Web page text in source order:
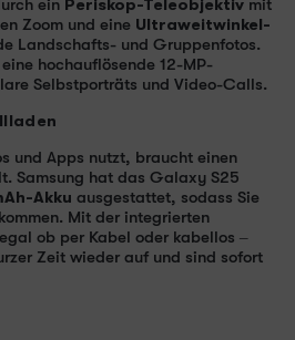
ein Periskop-Teleobjektiv mit
Zoom und eine Ultraweitwinkel-
Landschafts- und Gruppenfotos.
hochauflösende 12-MP-
Selbstporträts und Video-Calls.
und Apps nutzt, braucht einen
Samsung hat das Galaxy S25
Akku ausgestattet, sodass Sie
Mit der integrierten
ob per Kabel oder kabellos –
Zeit wieder auf und sind sofort